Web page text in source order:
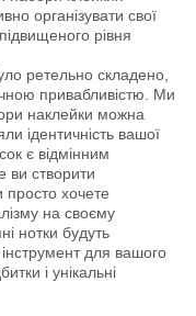
організувати свої
рівня
ретельно складено,
привабливістю. Ми
наклейки можна
ідентичність вашої
є відмінним
ви створити
хочете
на своєму
нотки будуть
для вашого
і унікальні